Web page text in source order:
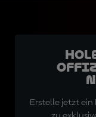
Erstelle jetzt ein